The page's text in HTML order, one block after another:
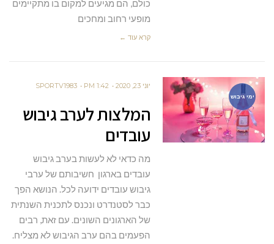
כולם, הם מגיעים למקום בו מתקיימים
מופעי רחוב ומחכים
קרא עוד ←
ימי גיבוש
יוני 23, 2020 1:42 PM
SPORTV1983
המלצות לערב גיבוש
עובדים
מה כדאי לא לעשות בערב גיבוש
עובדים בארגון חשיבותם של ערבי
גיבוש עובדים ידועה לכל. הנושא הפך
כבר לסטנדרט ונכנס לתכנית השנתית
של הארגונים השונים. עם זאת, רבים
הפעמים בהם ערב הגיבוש לא מצליח.